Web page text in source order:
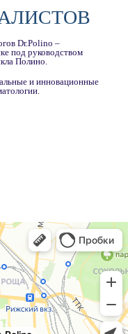
Dr.Polino –
под руководством
Полино.
и инновационные